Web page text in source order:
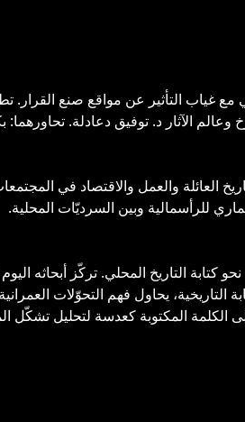
غياب التأثير عن مواقع صنع القرار.
الآثار د. توفيق دعادلة. تحاورهما:
والعمل والاقتصاد في
للرأسمالية وبين السرديّات المحلية.
كتابة التاريخ المحلي. تركّز أبحاثه
التاريخية، يحاول فهم التحوّلات